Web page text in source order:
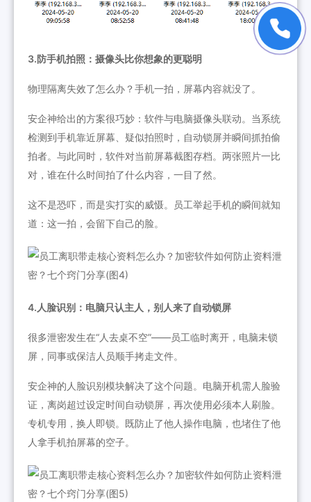
3.防手机拍照：摄像头比你想象的更聪明
物理隔离失效了怎么办？手机一拍，屏幕内容就没了。
安企神给出的方案很巧妙：软件与电脑摄像头联动。当系统
检测到手机靠近屏幕、疑似拍照时，自动锁屏并瞬间抓拍偷
拍者。与此同时，软件对当前屏幕截图存档。两张照片一比
对，谁在什么时间拍了什么内容，一目了然。
这不是恐吓，而是实打实的威慑。员工举起手机的瞬间就知
道：这一拍，会留下自己的脸。
4.人脸识别：电脑只认主人，别人来了自动锁屏
很多泄密发生在“人去桌不空”——员工临时离开，电脑未锁
屏，同事或保洁人员顺手拷走文件。
安企神的人脸识别模块解决了这个问题。电脑开机需人脸验
证，离岗超过设定时间自动锁屏，再次使用必须本人刷脸。
专机专用，换人即锁。既防止了他人操作电脑，也堵住了他
人拿手机拍屏幕的空子。